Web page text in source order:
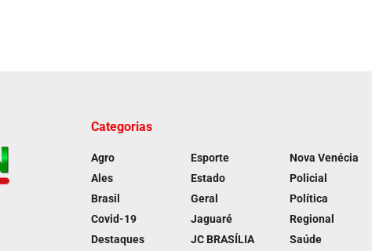
Categorias
Agro
Ales
Brasil
Covid-19
Destaques
Esporte
Estado
Geral
Jaguaré
JC BRASÍLIA
Nova Venécia
Policial
Política
Regional
Saúde